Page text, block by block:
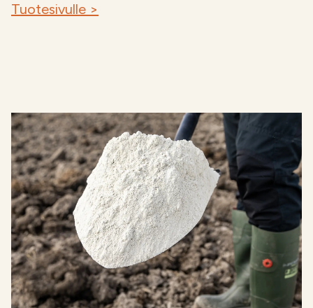
Tuotesivulle >